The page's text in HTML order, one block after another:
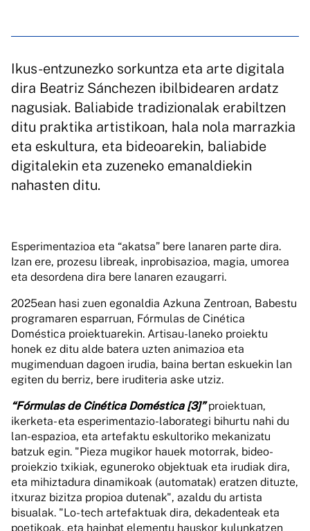
Ikus-entzunezko sorkuntza eta arte digitala
dira Beatriz Sánchezen ibilbidearen ardatz
nagusiak. Baliabide tradizionalak erabiltzen
ditu praktika artistikoan, hala nola marrazkia
eta eskultura, eta bideoarekin, baliabide
digitalekin eta zuzeneko emanaldiekin
nahasten ditu.
Esperimentazioa eta “akatsa” bere lanaren parte dira.
Izan ere, prozesu libreak, inprobisazioa, magia, umorea
eta desordena dira bere lanaren ezaugarri.
2025ean hasi zuen egonaldia Azkuna Zentroan, Babestu
programaren esparruan, Fórmulas de Cinética
Doméstica proiektuarekin. Artisau-laneko proiektu
honek ez ditu alde batera uzten animazioa eta
mugimenduan dagoen irudia, baina bertan eskuekin lan
egiten du berriz, bere iruditeria aske utziz.
“Fórmulas de Cinética Doméstica [3]”proiektuan,
ikerketa- eta esperimentazio-laborategi bihurtu nahi du
lan-espazioa, eta artefaktu eskultoriko mekanizatu
batzuk egin. "Pieza mugikor hauek motorrak, bideo-
proiekzio txikiak, eguneroko objektuak eta irudiak dira,
eta mihiztadura dinamikoak (automatak) eratzen dituzte,
itxuraz bizitza propioa dutenak", azaldu du artista
bisualak. "Lo-tech artefaktuak dira, dekadenteak eta
poetikoak, eta hainbat elementu hauskor kulunkatzen